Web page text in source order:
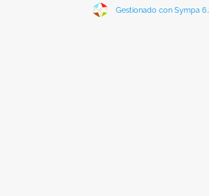
Gestionado con Sympa